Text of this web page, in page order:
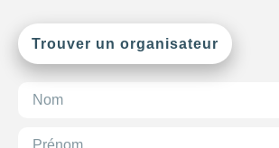
Trouver un organisateur